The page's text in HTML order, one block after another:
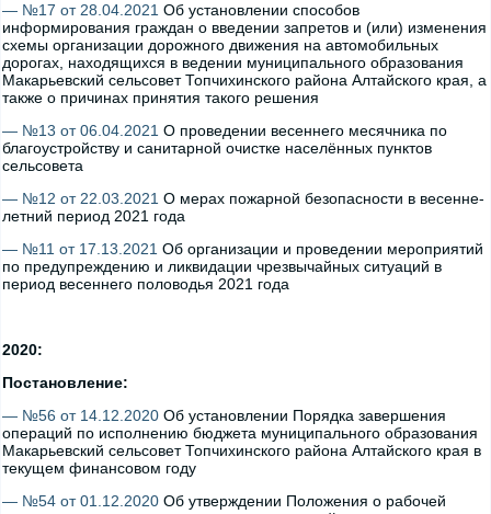
— №17 от 28.04.2021 Об установлении способов
информирования граждан о введении запретов и (или) изменения
схемы организации дорожного движения на автомобильных
дорогах, находящихся в ведении муниципального образования
Макарьевский сельсовет Топчихинского района Алтайского края, а
также о причинах принятия такого решения
— №13 от 06.04.2021 О проведении весеннего месячника по
благоустройству и санитарной очистке населённых пунктов
сельсовета
— №12 от 22.03.2021 О мерах пожарной безопасности в весенне-
летний период 2021 года
— №11 от 17.13.2021 Об организации и проведении мероприятий
по предупреждению и ликвидации чрезвычайных ситуаций в
период весеннего половодья 2021 года
2020:
Постановление:
— №56 от 14.12.2020 Об установлении Порядка завершения
операций по исполнению бюджета муниципального образования
Макарьевский сельсовет Топчихинского района Алтайского края в
текущем финансовом году
— №54 от 01.12.2020 Об утверждении Положения о рабочей